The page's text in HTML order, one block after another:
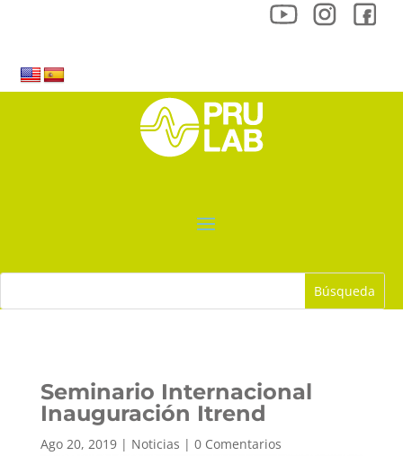
Seminario Internacional
Inauguración Itrend
Ago 20, 2019| Noticias | 0 Comentarios